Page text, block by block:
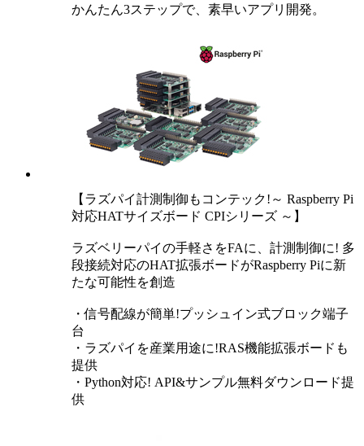
かんたん3ステップで、素早いアプリ開発。
【ラズパイ計測制御もコンテック!～ Raspberry Pi
対応HATサイズボード CPIシリーズ ～】
ラズベリーパイの手軽さをFAに、計測制御に! 多
段接続対応のHAT拡張ボードがRaspberry Piに新
たな可能性を創造
・信号配線が簡単!プッシュイン式ブロック端子
台
・ラズパイを産業用途に!RAS機能拡張ボードも
提供
・Python対応! API&サンプル無料ダウンロード提
供